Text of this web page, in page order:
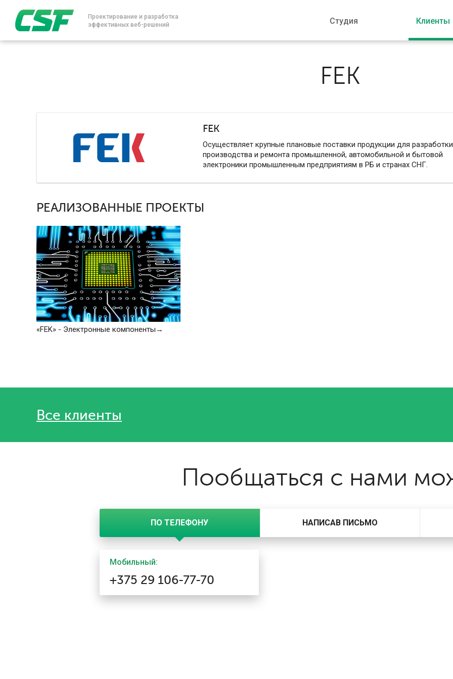
Проектирование и разработка
эффективных веб-решений
Студия Клиенты
FEK
FEK
Осуществляет крупные плановые поставки продукции для
производства и ремонта промышленной, автомобильной и бытовой
электроники промышленным предприятиям в РБ и странах СНГ.
РЕАЛИЗОВАННЫЕ ПРОЕКТЫ
«FEK» - Электронные компоненты
Все клиенты
Пообщаться с нами
ПО ТЕЛЕФОНУ НАПИСАВ ПИСЬМО
Мобильный:
+375 29 106-77-70